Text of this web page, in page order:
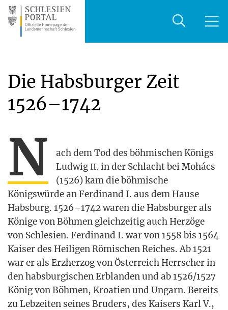
Die Habsburger Zeit
1526–1742
N
ach dem Tod des böh­mi­schen Königs
Lud­wigII. in der Schlacht bei Mohács
(1526) kam die böh­mi­sche
Königs­wür­de an Fer­di­nand I. aus dem Hau­se
Habs­burg. 1526–1742 waren die Habs­bur­ger als
Köni­ge von Böh­men gleich­zei­tig auch Her­zö­ge
von Schle­si­en. Fer­di­nand I. war von 1558 bis 1564
Kai­ser des Hei­li­gen Römi­schen Rei­ches. Ab 1521
war er als Erz­her­zog von Öster­reich Herr­scher in
den habs­bur­gi­schen Erb­lan­den und ab 1526/1527
König von Böh­men, Kroa­ti­en und Ungarn. Bereits
zu Leb­zei­ten sei­nes Bru­ders, des Kai­sers Karl V.,